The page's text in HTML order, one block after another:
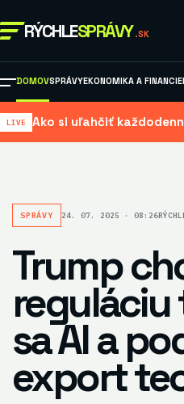
RÝCHLESPRÁVY .SK
DOMOVSPRÁVYEKONOMIKA A FINANCIE
SPRÁVY 24. 07. 2025 · 08:26
Trump
sa AI a
export